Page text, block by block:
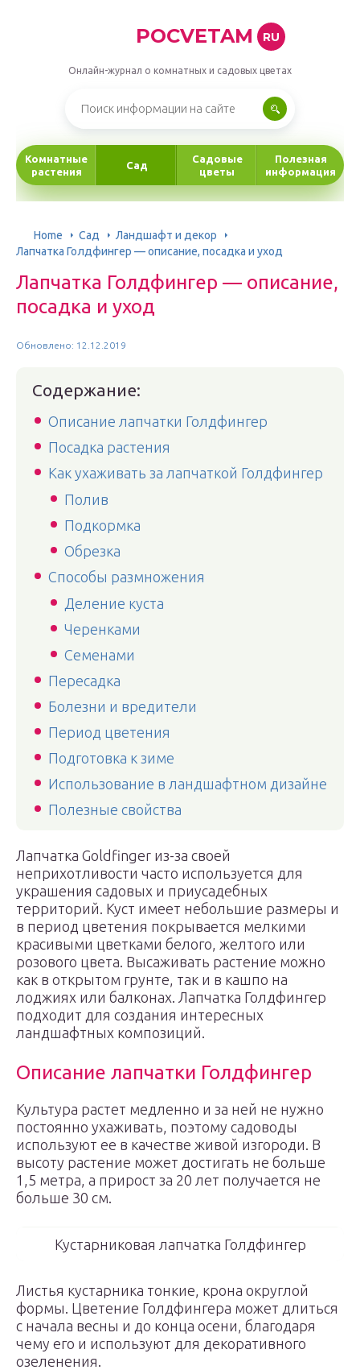
POCVETAM RU
Онлайн-журнал о комнатных и садовых цветах
Комнатные
растения
Сад
Садовые
цветы
Полезная
информация
Home Сад
Ландшафт и декор
Лапчатка Голдфингер — описание, посадка и уход
Лапчатка Голдфингер — описание,
посадка и уход
Обновлено: 12.12.2019
Содержание:
Описание лапчатки Голдфингер
Посадка растения
Как ухаживать за лапчаткой Голдфингер
Полив
Подкормка
Обрезка
Способы размножения
Деление куста
Черенками
Семенами
Пересадка
Болезни и вредители
Период цветения
Подготовка к зиме
Использование в ландшафтном дизайне
Полезные свойства
Лапчатка Goldfinger из-за своей
неприхотливости часто используется для
украшения садовых и приусадебных
территорий. Куст имеет небольшие размеры и
в период цветения покрывается мелкими
красивыми цветками белого, желтого или
розового цвета. Высаживать растение можно
как в открытом грунте, так и в кашпо на
лоджиях или балконах. Лапчатка Голдфингер
подходит для создания интересных
ландшафтных композиций.
Описание лапчатки Голдфингер
Культура растет медленно и за ней не нужно
постоянно ухаживать, поэтому садоводы
используют ее в качестве живой изгороди. В
высоту растение может достигать не больше
1,5 метра, а прирост за 20 лет получается не
больше 30 см.
Кустарниковая лапчатка Голдфингер
Листья кустарника тонкие, крона округлой
формы. Цветение Голдфингера может длиться
с начала весны и до конца осени, благодаря
чему его и используют для декоративного
озеленения.